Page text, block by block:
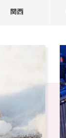
関西